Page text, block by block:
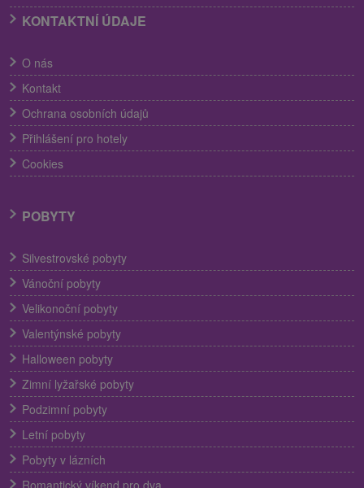
KONTAKTNÍ ÚDAJE
O nás
Kontakt
Ochrana osobních údajů
Přihlášení pro hotely
Cookies
POBYTY
Silvestrovské pobyty
Vánoční pobyty
Velikonoční pobyty
Valentýnské pobyty
Halloween pobyty
Zimní lyžařské pobyty
Podzimní pobyty
Letní pobyty
Pobyty v lázních